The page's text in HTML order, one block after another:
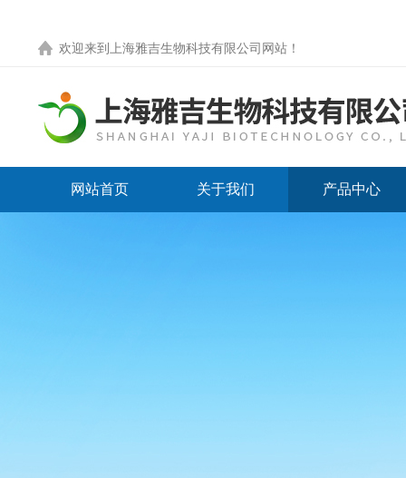
欢迎来到 上海雅吉生物科技有限公司网站 ！
网站首页 关于我们 产品中心